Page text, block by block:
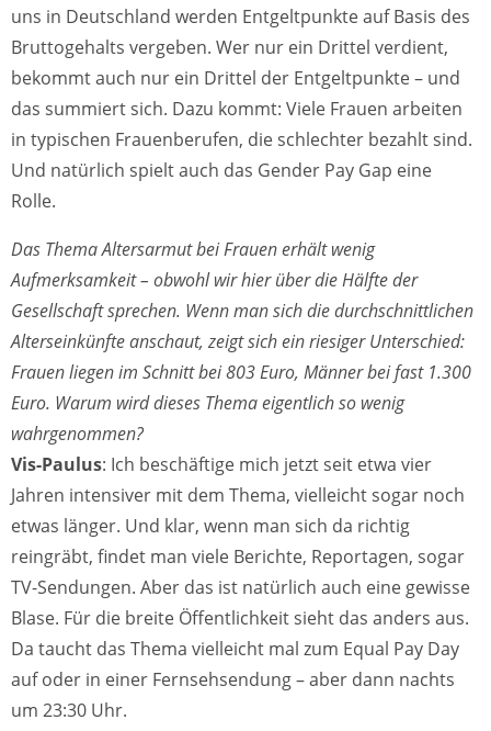
uns in Deutschland werden Entgeltpunkte auf Basis des
Bruttogehalts vergeben. Wer nur ein Drittel verdient,
bekommt auch nur ein Drittel der Entgeltpunkte – und
das summiert sich. Dazu kommt: Viele Frauen arbeiten
in typischen Frauenberufen, die schlechter bezahlt sind.
Und natürlich spielt auch das Gender Pay Gap eine
Rolle.
Das Thema Altersarmut bei Frauen erhält wenig
Aufmerksamkeit – obwohl wir hier über die Hälfte der
Gesellschaft sprechen. Wenn man sich die durchschnittlichen
Alterseinkünfte anschaut, zeigt sich ein riesiger Unterschied:
Frauen liegen im Schnitt bei 803 Euro, Männer bei fast 1.300
Euro. Warum wird dieses Thema eigentlich so wenig
wahrgenommen?
Vis-Paulus: Ich beschäftige mich jetzt seit etwa vier
Jahren intensiver mit dem Thema, vielleicht sogar noch
etwas länger. Und klar, wenn man sich da richtig
reingräbt, findet man viele Berichte, Reportagen, sogar
TV-Sendungen. Aber das ist natürlich auch eine gewisse
Blase. Für die breite Öffentlichkeit sieht das anders aus.
Da taucht das Thema vielleicht mal zum Equal Pay Day
auf oder in einer Fernsehsendung – aber dann nachts
um 23:30 Uhr.